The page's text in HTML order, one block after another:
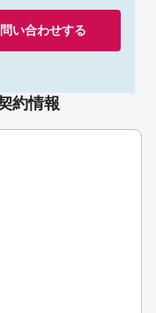
問い合わせする
約情報